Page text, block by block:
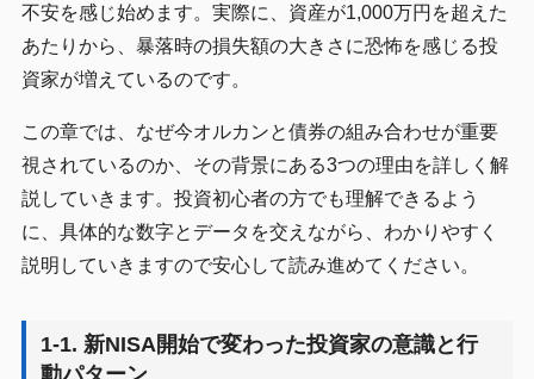
不安を感じ始めます。実際に、資産が1,000万円を超えた
あたりから、暴落時の損失額の大きさに恐怖を感じる投
資家が増えているのです。
この章では、なぜ今オルカンと債券の組み合わせが重要
視されているのか、その背景にある3つの理由を詳しく解
説していきます。投資初心者の方でも理解できるよう
に、具体的な数字とデータを交えながら、わかりやすく
説明していきますので安心して読み進めてください。
1-1. 新NISA開始で変わった投資家の意識と行
動パターン